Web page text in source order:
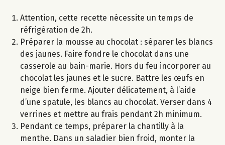
Attention, cette recette nécessite un temps de
réfrigération de 2h.
Préparer la mousse au chocolat : séparer les blancs
des jaunes. Faire fondre le chocolat dans une
casserole au bain-marie. Hors du feu incorporer au
chocolat les jaunes et le sucre. Battre les œufs en
neige bien ferme. Ajouter délicatement, à l’aide
d’une spatule, les blancs au chocolat. Verser dans 4
verrines et mettre au frais pendant 2h minimum.
Pendant ce temps, préparer la chantilly à la
menthe. Dans un saladier bien froid, monter la